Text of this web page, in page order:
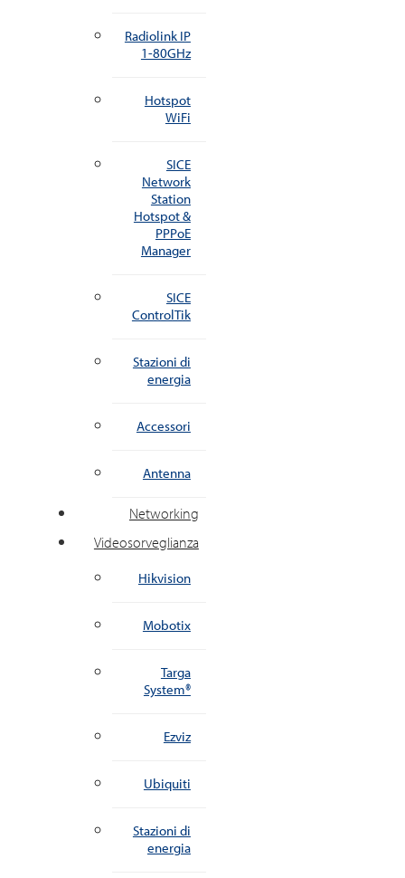
Radiolink IP
1-80GHz
Hotspot
WiFi
SICE
Network
Station
Hotspot &
PPPoE
Manager
SICE
ControlTik
Stazioni di
energia
Accessori
Antenna
Networking
Videosorveglianza
Hikvision
Mobotix
Targa
System®
Ezviz
Ubiquiti
Stazioni di
energia